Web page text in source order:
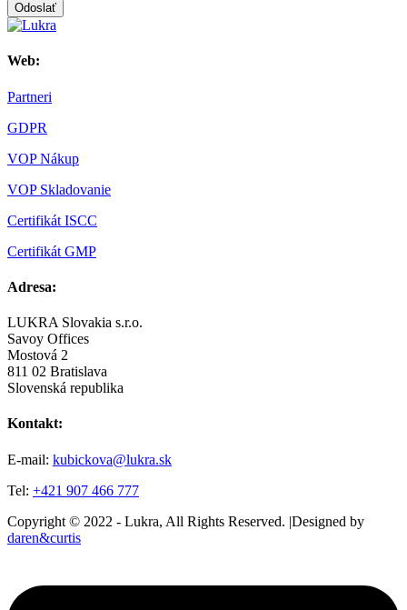
Odoslať
Web:
Partneri
GDPR
VOP Nákup
VOP Skladovanie
Certifikát ISCC
Certifikát GMP
Adresa:
LUKRA Slovakia s.r.o.
Savoy Offices
Mostová 2
811 02 Bratislava
Slovenská republika
Kontakt:
E-mail: kubickova@lukra.sk
Tel: +421 907 466 777
Copyright © 2022 - Lukra, All Rights Reserved. |Designed by
daren&curtis